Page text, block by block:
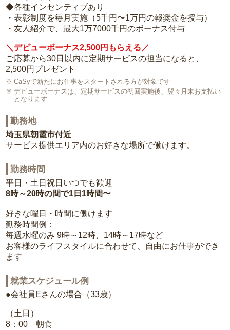
◆各種インセンティブあり
・表彰制度を毎月実施（5千円〜1万円の報奨金を授与）
・友人紹介で、最大1万7000千円のボーナス付与
＼デビューボーナス2,500円もらえる／
ご応募から30日以内に定期サービスの担当になると、
2,500円プレゼント
CaSyで新たにお仕事をスタートされる方が対象です
デビューボーナスは、定期サービスの初回実施後、翌々月末お支払い
となります
勤務地
埼玉県朝霞市付近
サービス提供エリア内のお好きな場所で働けます。
勤務時間
平日・土日祝日いつでも歓迎
8時～20時の間で1日1時間〜
好きな曜日・時間に働けます
勤務時間例：
毎週水曜のみ 9時～12時、14時～17時など
お客様のライフスタイルに合わせて、自由にお仕事ができ
ます
就業スケジュール例
●会社員Eさんの場合（33歳）
（土日）
8：00 朝食